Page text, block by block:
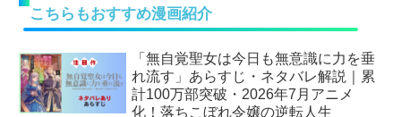
こちらもおすすめ漫画紹介
「無自覚聖女は今日も無意識に力を垂
れ流す」あらすじ・ネタバレ解説｜累
計100万部突破・2026年7月アニメ
化！落ちこぼれ令嬢の逆転人生